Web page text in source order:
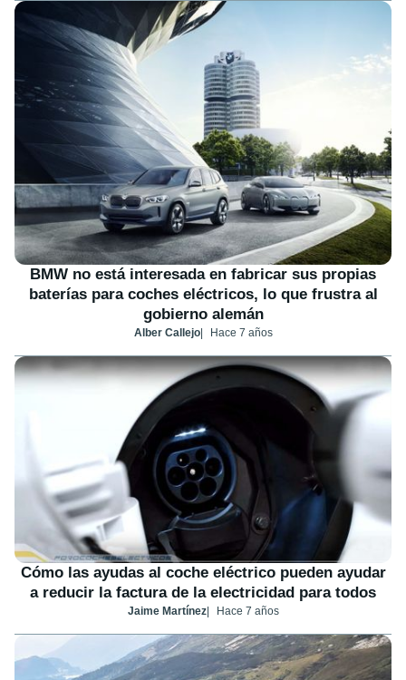
BMW no está interesada en fabricar sus propias
baterías para coches eléctricos, lo que frustra al
gobierno alemán
Alber Callejo Hace 7 años
Cómo las ayudas al coche eléctrico pueden ayudar
a reducir la factura de la electricidad para todos
Jaime Martínez Hace 7 años